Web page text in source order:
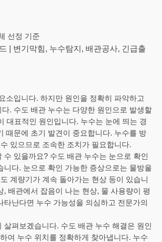
선정 기준
| 변기막힘, 누수탐지, 배관공사, 긴급출
소입니다. 하지만 원인을 정확히 파악하고
. 수도 배관 누수는 다양한 원인으로 발생할
대표적인 원인입니다. 누수는 눈에 띄는 경
때문에 초기 발견이 중요합니다. 누수를 방
있으므로 조속한 조치가 필요합니다.
있을까요? 수도 배관 누수는 눈으로 확인
다. 눈으로 확인 가능한 증상으로는 물방울
계량기가 계속 돌아가는 현상 등이 있습니
배관에서 잡음이 나는 현상, 물 사용량이 평
난다면 누수 가능성을 의심하고 전문가의
펴보겠습니다. 수도 배관 누수 해결은 원인
여 누수 위치를 정확하게 찾아냅니다. 누수